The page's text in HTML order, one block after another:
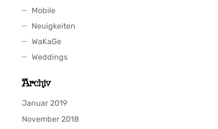
Mobile
Neuigkeiten
WaKaGe
Weddings
Archiv
Januar 2019
November 2018